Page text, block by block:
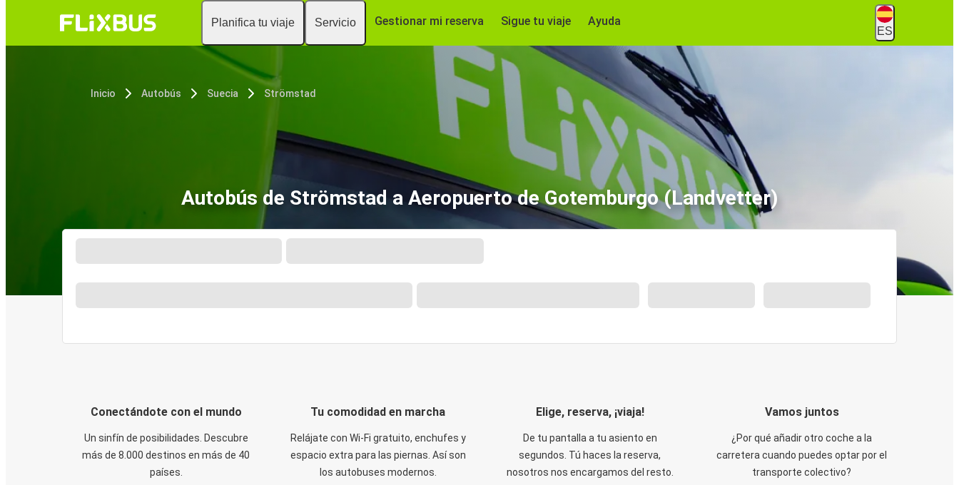
Planifica tu viaje Servicio Gestionar mi reserva Sigue tu viaje Ayuda
ES
Inicio Autobús Suecia Strömstad
Autobús de Strömstad a Aeropuerto de Gotemburgo (Landvetter)
Conectándote con el mundo
Un sinfín de posibilidades. Descubre
más de 8.000 destinos en más de 40
países.
Tu comodidad en marcha
Relájate con Wi-Fi gratuito, enchufes y
espacio extra para las piernas. Así son
los autobuses modernos.
Elige, reserva, ¡viaja!
De tu pantalla a tu asiento en
segundos. Tú haces la reserva,
nosotros nos encargamos del resto.
Vamos juntos
¿Por qué añadir otro coche a la
carretera cuando puedes optar por el
transporte colectivo?